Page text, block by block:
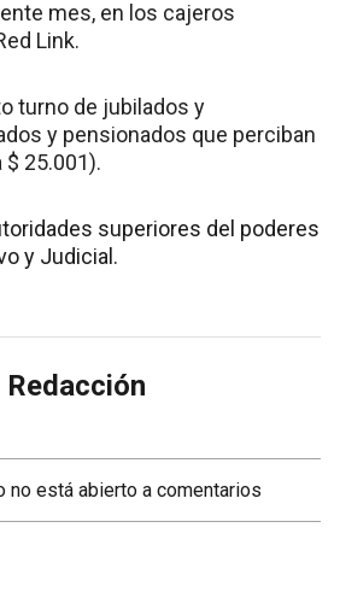
mes, en los cajeros
Link.
turno de jubilados y
y pensionados que perciban
25.001).
superiores del poderes
y Judicial.
no está abierto a comentarios